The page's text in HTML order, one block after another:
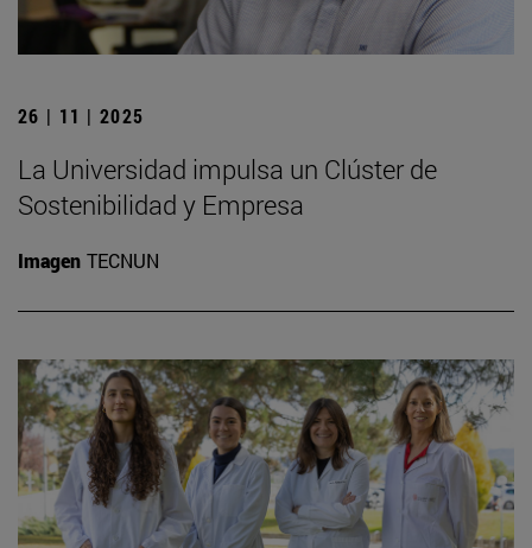
26 | 11 | 2025
La Universidad impulsa un Clúster de
Sostenibilidad y Empresa
Imagen TECNUN